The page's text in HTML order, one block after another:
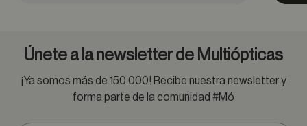
Únete a la newsletter de Multiópticas
¡Ya somos más de 150.000! Recibe nuestra newsletter y
forma parte de la comunidad #Mó